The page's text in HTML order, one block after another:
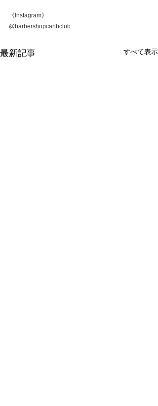
《Instagram》
@barbershopcaribclub
最新記事 すべて表示